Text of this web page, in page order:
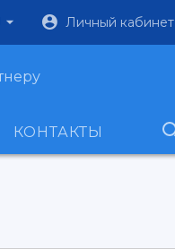
Личный кабинет
КОНТАКТЫ